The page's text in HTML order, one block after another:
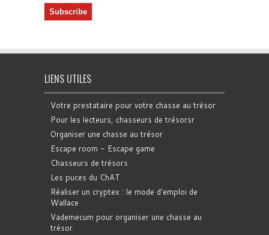
LIENS UTILES
Votre prestataire pour votre chasse au trésor
Pour les lecteurs, chasseurs de trésorsr
Organiser une chasse au trésor
Escape room - Escape game
Chasseurs de trésors
Les puces du ChAT
Réaliser un cryptex : le mode d'emploi de
Wallace
Vademecum pour organiser une chasse au
trésor